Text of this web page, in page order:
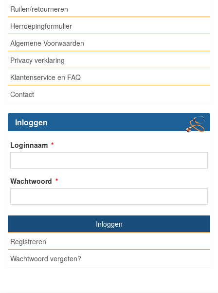
Ruilen/retourneren
Herroepingformulier
Algemene Voorwaarden
Privacy verklaring
Klantenservice en FAQ
Contact
Inloggen
Loginnaam
Wachtwoord
Inloggen
Registreren
Wachtwoord vergeten?